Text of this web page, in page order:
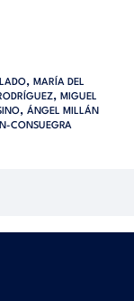
, MARÍA DEL
, MIGUEL
, ÁNGEL MILLÁN
CONSUEGRA